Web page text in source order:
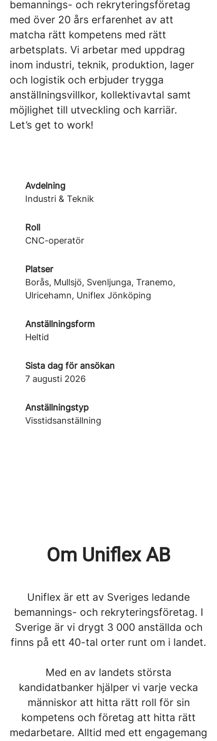
bemannings- och rekryteringsföretag
med över 20 års erfarenhet av att
matcha rätt kompetens med rätt
arbetsplats. Vi arbetar med uppdrag
inom industri, teknik, produktion, lager
och logistik och erbjuder trygga
anställningsvillkor, kollektivavtal samt
möjlighet till utveckling och karriär.
Let’s get to work!
Avdelning
Industri & Teknik
Roll
CNC-operatör
Platser
Borås, Mullsjö, Svenljunga, Tranemo,
Ulricehamn, Uniflex Jönköping
Anställningsform
Heltid
Sista dag för ansökan
7 augusti 2026
Anställningstyp
Visstidsanställning
Om Uniflex AB
Uniflex är ett av Sveriges ledande
bemannings- och rekryteringsföretag. I
Sverige är vi drygt 3 000 anställda och
finns på ett 40-tal orter runt om i landet.
Med en av landets största
kandidatbanker hjälper vi varje vecka
människor att hitta rätt roll för sin
kompetens och företag att hitta rätt
medarbetare. Alltid med ett engagemang